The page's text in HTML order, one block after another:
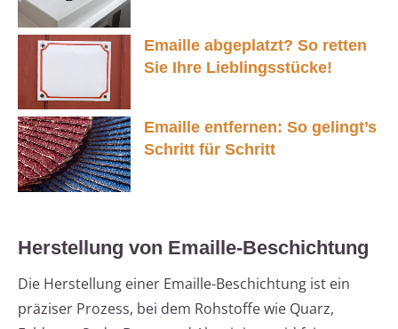
Emaille abgeplatzt? So retten
Sie Ihre Lieblingsstücke!
Emaille entfernen: So gelingt’s
Schritt für Schritt
Herstellung von Emaille-Beschichtung
Die Herstellung einer Emaille-Beschichtung ist ein
präziser Prozess, bei dem Rohstoffe wie Quarz,